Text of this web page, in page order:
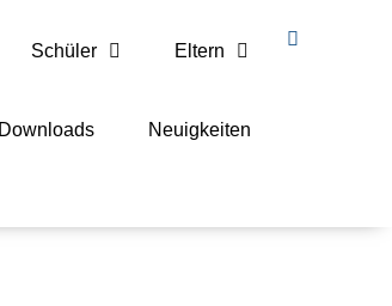
Schüler Eltern
Downloads Neuigkeiten